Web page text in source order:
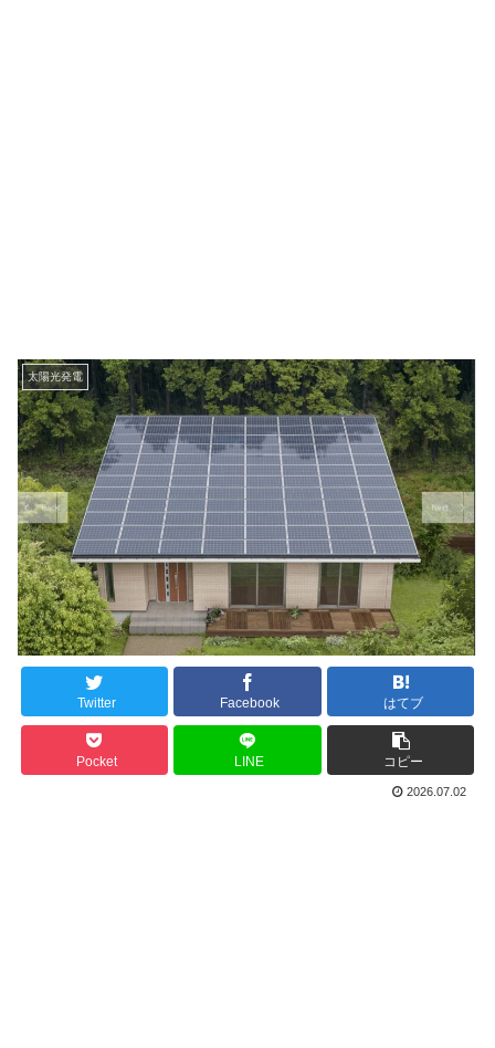
太陽光発電
Twitter Facebook はてブ
Pocket LINE コピー
2026.07.02